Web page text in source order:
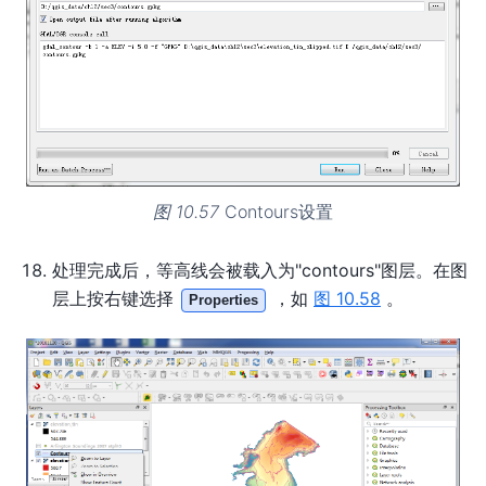
图 10.57 Contours设置
处理完成后，等高线会被载入为"contours"图层。在图
层上按右键选择
Properties ，如 图 10.58 。